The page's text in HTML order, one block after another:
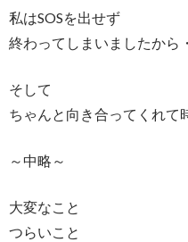
私はSOSを出せず
終わってしまいましたから
そして
ちゃんと向き合ってくれて
～中略～
大変なこと
つらいこと